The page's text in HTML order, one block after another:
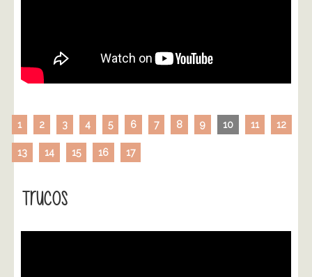
1 2 3 4 5 6 7 8 9 10 11 12
13 14 15 16 17
Trucos